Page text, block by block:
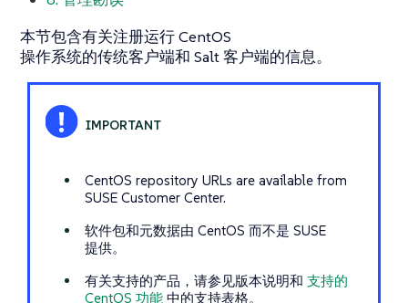
本节包含有关注册运行 CentOS
操作系统的传统客户端和 Salt 客户端的信息。
CentOS repository URLs are available from
SUSE Customer Center.
软件包和元数据由 CentOS 而不是 SUSE
提供。
有关支持的产品，请参见版本说明和 支持的
CentOS 功能中的支持表格。